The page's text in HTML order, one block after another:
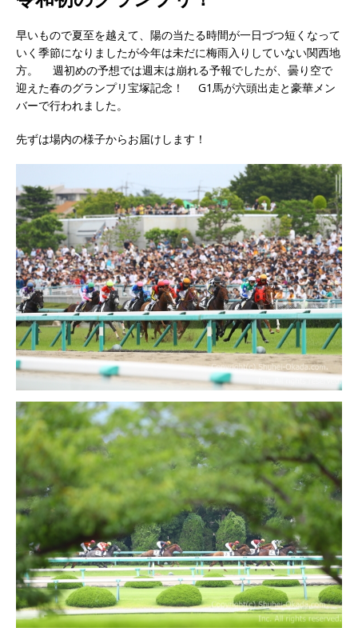
早いもので夏至を越えて、陽の当たる時間が一日づつ短くなって
いく季節になりましたが今年は未だに梅雨入りしていない関西地
方。 週初めの予想では週末は崩れる予報でしたが、曇り空で
迎えた春のグランプリ宝塚記念！ G1馬が六頭出走と豪華メン
バーで行われました。
先ずは場内の様子からお届けします！